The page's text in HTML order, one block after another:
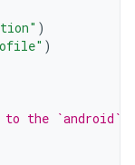
)
)
to the `android`